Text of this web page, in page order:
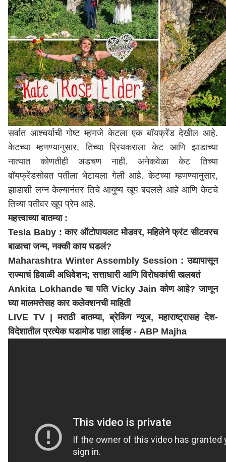
सर्वात आश्चर्याची गोष्ट म्हणजे केटला एक बॉयफ्रेंड देखील आहे.
केटच्या म्हणण्यानुसार, तिच्या प्रियकराला केट आणि झाडाच्या
नात्यात कोणतीही अडचण नाही. अनेकवेळा केट तिच्या
बॉयफ्रेंडसोबत पतीला भेटायला गेली आहे. केटच्या म्हणण्यानुसार,
झाडाशी लग्न केल्यानंतर तिचे आयुष्य खूप बदलले आहे आणि केटचे
तिच्या पतीवर खूप प्रेम आहे.
महत्त्वाच्या बातम्या :
Tesla Baby : कार ऑटोपायलट मोडवर, महिलेने फ्रंट सीटवरच
बाळाचा जन्म, नक्की काय घडलं?
Maharashtra Winter Assembly Session : उद्यापासून
राज्याचं हिवाळी अधिवेशन; सत्ताधारी आणि विरोधकांची खलबतं
Ankita Lokhande चा पति Vicky Jain कोण आहे? जाणून
घ्या मालमत्तेसह कार कलेक्शनची माहिती
LIVE TV | मराठी बातम्या, ब्रेकिंग न्यूज,महाराष्ट्रासह देश-
विदेशातील प्रत्येक घडामोड पाहा लाईव्ह - ABP Majha